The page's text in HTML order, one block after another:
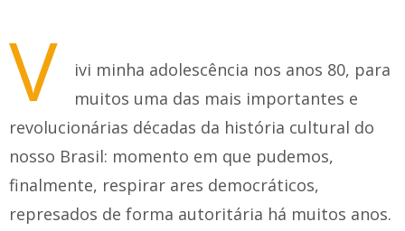
V
ivi minha adolescência nos anos 80, para
muitos uma das mais importantes e
revolucionárias décadas da história cultural do
nosso Brasil: momento em que pudemos,
finalmente, respirar ares democráticos,
represados de forma autoritária há muitos anos.